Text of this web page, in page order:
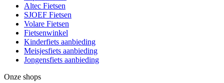
Altec Fietsen
SJOEF Fietsen
Volare Fietsen
Fietsenwinkel
Kinderfiets aanbieding
Meisjesfiets aanbieding
Jongensfiets aanbieding
Onze shops